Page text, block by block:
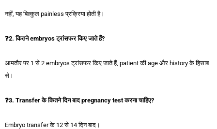
नहीं, यह बिल्कुल painless प्रक्रिया होती है।
❓2. कितने embryos ट्रांसफर किए जाते हैं?
आमतौर पर 1 से 2 embryos ट्रांसफर किए जाते हैं, patient की age और history के हिसाब
से।
❓3. Transfer के कितने दिन बाद pregnancy test करना चाहिए?
Embryo transfer के 12 से 14 दिन बाद।